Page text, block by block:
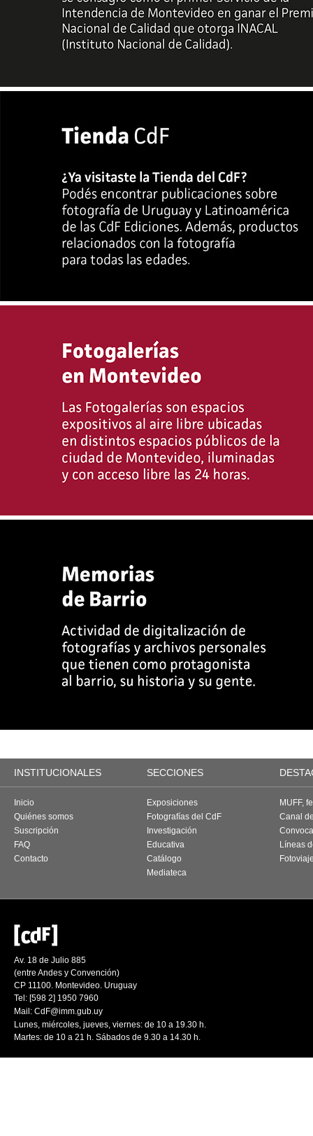
INSTITUCIONALES SECCIONES
Inicio
Quiénes somos
Suscripción
FAQ
Contacto
Exposiciones
Fotografías del CdF
Investigación
Educativa
Catálogo
Mediateca
MUFF,
Canal
Líneas
Av. 18 de Julio 885
(entre Andes y Convención)
CP 11100. Montevideo. Uruguay
Tel: [598 2] 1950 7960
Mail: CdF@imm.gub.uy
Lunes, miércoles, jueves, viernes: de 10 a 19.30 h.
Martes: de 10 a 21 h. Sábados de 9.30 a 14.30 h.